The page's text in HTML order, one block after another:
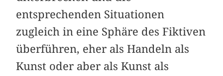
entsprechenden Situationen
zugleich in eine Sphäre des Fiktiven
überführen, eher als Handeln als
Kunst oder aber als Kunst als